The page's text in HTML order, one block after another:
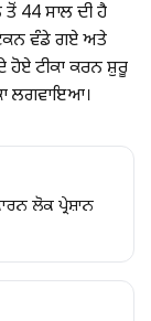
44 ਸਾਲ ਦੀ ਹੈ
ਵੰਡੇ ਗਏ ਅਤੇ
ਹੋਏ ਟੀਕਾ ਕਰਨ ਸ਼ੁਰੂ
ਲਗਵਾਇਆ।
ਲੋਕ ਪ੍ਰੇਸ਼ਾਨ